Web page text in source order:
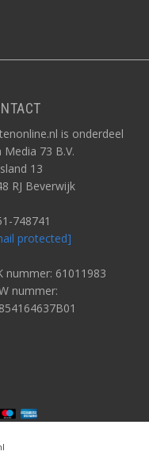
is onderdeel
Media 73 B.V.
13
RJ Beverwijk
748741
protected]
nummer: 61011983
nummer: